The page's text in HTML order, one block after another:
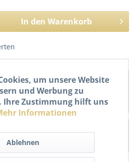
In den Warenkorb
A3 A35 Dieses Kettenrad mit
Lösung als...mehr
und diskutieren...
um unsere Website
und Werbung zu
Ihre Zustimmung hilft uns
Informationen
Ablehnen